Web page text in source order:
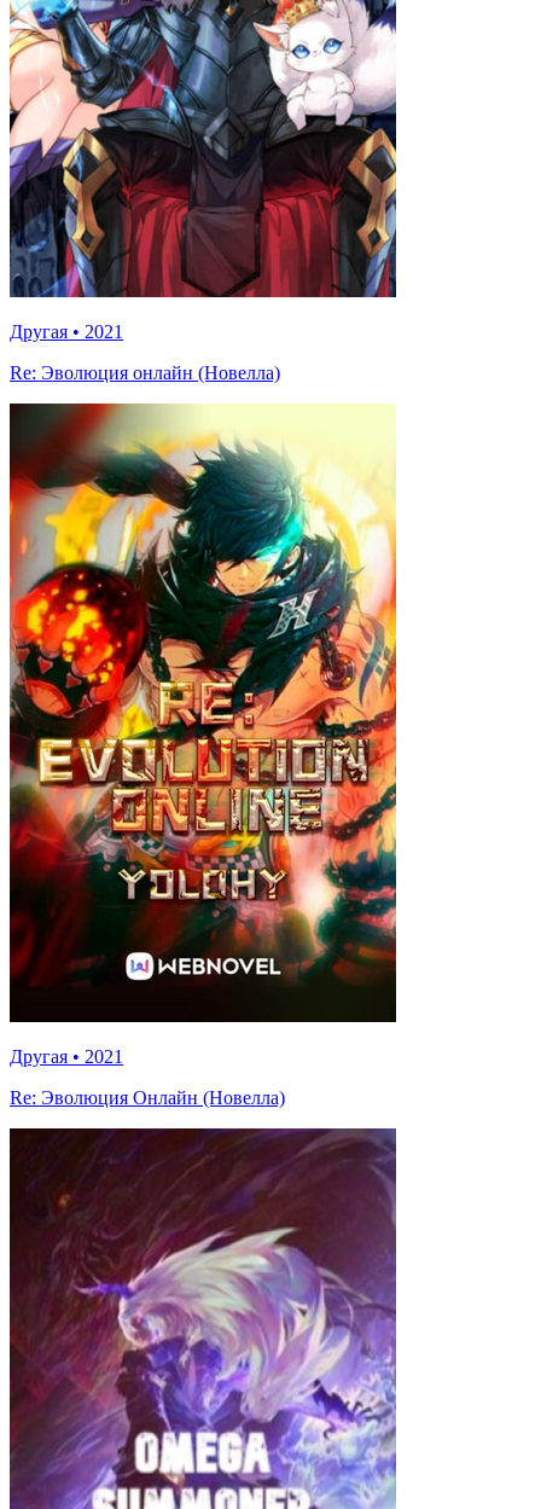
Другая • 2021
Re: Эволюция онлайн (Новелла)
Другая • 2021
Re: Эволюция Онлайн (Новелла)